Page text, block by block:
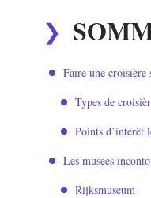
Faire une croisière
Types de
Points d’intérêt
Les musées
Rijksmuseum